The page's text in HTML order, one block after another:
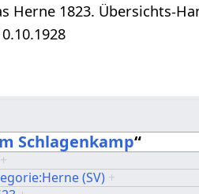
Herne 1823. Übersichts-
Schlagenkamp“
+
(SV) +